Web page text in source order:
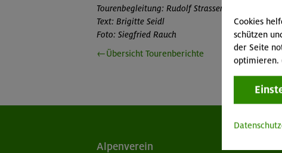
Tourenbegleitung: Rudolf Strasser
Text: Brigitte Seidl
Foto: Siegfried Rauch
←Übersicht Tourenberichte
Alpenverein
Cookies
schützen
der Seite
optimieren.